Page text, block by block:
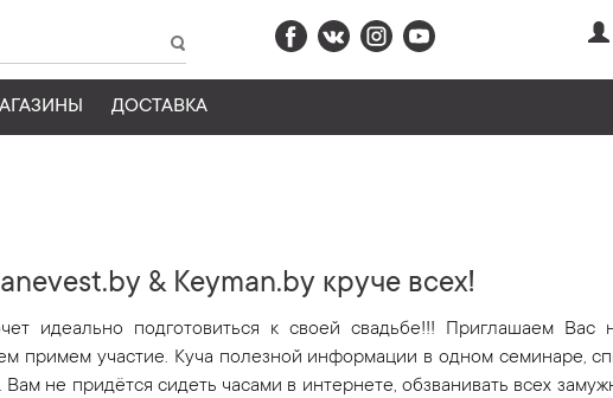
ДОСТАВКА
& Keyman.by круче всех!
идеально подготовиться к своей свадьбе!!! Приглашаем Вас
примем участие. Куча полезной информации в одном семинаре,
не придётся сидеть часами в интернете, обзванивать всех